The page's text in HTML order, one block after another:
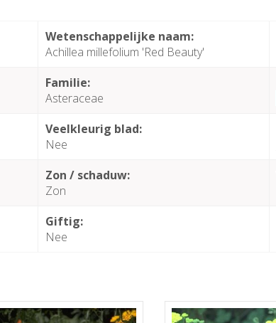
Wetenschappelijke naam:
Achillea millefolium 'Red Beauty'
Familie:
Asteraceae
Veelkleurig blad:
Nee
Zon / schaduw:
Zon
Giftig:
Nee